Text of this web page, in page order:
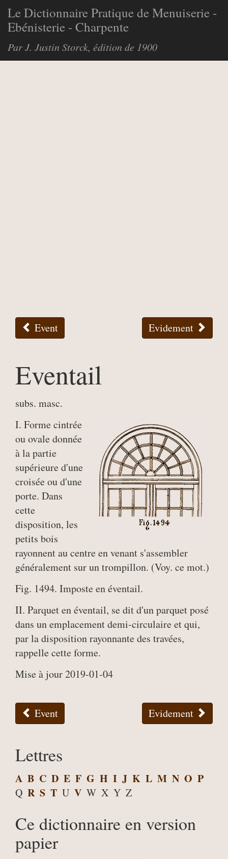
Le Dictionnaire Pratique de Menuiserie -
Ebénisterie - Charpente
Par J. Justin Storck, édition de 1900
Event Evidement
Eventail
subs. masc.
I. Forme cintrée
ou ovale donnée
à la partie
supérieure d'une
croisée ou d'une
porte. Dans
cette
disposition, les
petits bois
rayonnent au centre en venant s'assembler
généralement sur un trompillon. (Voy. ce mot.)
Fig. 1494. Imposte en éventail.
II. Parquet en éventail, se dit d'un parquet posé
dans un emplacement demi-circulaire et qui,
par la disposition rayonnante des travées,
rappelle cette forme.
Mise à jour 2019-01-04
Event Evidement
Lettres
A B C D E F G H I J K L M N O P
Q R S T U V W X Y Z
Ce dictionnaire en version
papier